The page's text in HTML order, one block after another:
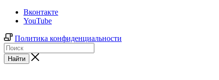
Вконтакте
YouTube
Политика конфиденциальности
Найти